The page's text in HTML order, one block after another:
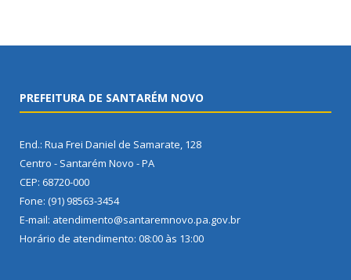
PREFEITURA DE SANTARÉM NOVO
End.: Rua Frei Daniel de Samarate, 128
Centro - Santarém Novo - PA
CEP: 68720-000
Fone: (91) 98563-3454
E-mail: atendimento@santaremnovo.pa.gov.br
Horário de atendimento: 08:00 às 13:00